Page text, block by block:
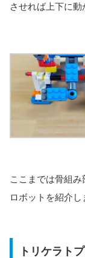
させれば上下に動
ここまでは骨組
ロボットを紹介し
トリケラト